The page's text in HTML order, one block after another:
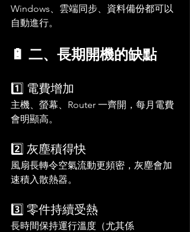
Windows、雲端同步、資料備份都可以
自動進行。
🔋 二、長期開機的缺點
1️⃣ 電費增加
主機、螢幕、Router 一齊開，每月電費
會明顯高。
2️⃣ 灰塵積得快
風扇長轉令空氣流動更頻密，灰塵會加
速積入散熱器。
3️⃣ 零件持續受熱
長時間保持運行溫度（尤其係